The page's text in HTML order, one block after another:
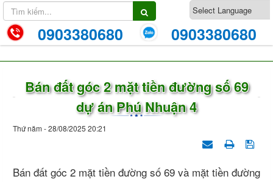
0903380680 0903380680
Bán đất góc 2 mặt tiền đường số 69
dự án Phú Nhuận 4
Thứ năm - 28/08/2025 20:21
Bán đất góc 2 mặt tiền đường số 69 và mặt tiền đường